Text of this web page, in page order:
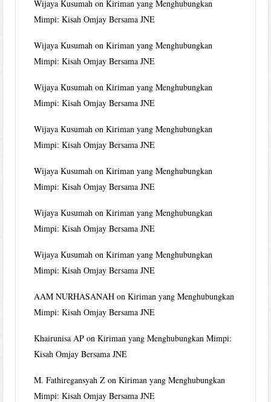
Wijaya Kusumah onKiriman yang Menghubungkan
Mimpi: Kisah Omjay Bersama JNE
Wijaya Kusumah onKiriman yang Menghubungkan
Mimpi: Kisah Omjay Bersama JNE
Wijaya Kusumah onKiriman yang Menghubungkan
Mimpi: Kisah Omjay Bersama JNE
Wijaya Kusumah onKiriman yang Menghubungkan
Mimpi: Kisah Omjay Bersama JNE
Wijaya Kusumah onKiriman yang Menghubungkan
Mimpi: Kisah Omjay Bersama JNE
Wijaya Kusumah onKiriman yang Menghubungkan
Mimpi: Kisah Omjay Bersama JNE
Wijaya Kusumah onKiriman yang Menghubungkan
Mimpi: Kisah Omjay Bersama JNE
AAM NURHASANAH onKiriman yang Menghubungkan
Mimpi: Kisah Omjay Bersama JNE
Khairunisa AP onKiriman yang Menghubungkan Mimpi:
Kisah Omjay Bersama JNE
M. Fathiregansyah Z onKiriman yang Menghubungkan
Mimpi: Kisah Omjay Bersama JNE